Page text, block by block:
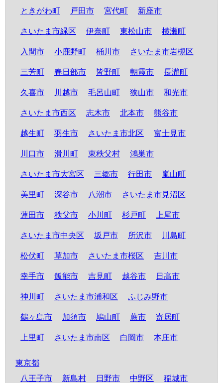
ときがわ町
戸田市 宮代町 新座市
さいたま市緑区 伊奈町 東松山市 横瀬町
入間市 小鹿野町 桶川市 さいたま市岩槻区
三芳町 春日部市 皆野町 朝霞市 長瀞町
久喜市 川越市 毛呂山町 狭山市 和光市
さいたま市西区 志木市 北本市 熊谷市
越生町 羽生市 さいたま市北区 富士見市
川口市 滑川町 東秩父村 鴻巣市
さいたま市大宮区 三郷市 行田市 嵐山町
美里町 深谷市 八潮市 さいたま市見沼区
蓮田市 秩父市 小川町 杉戸町 上尾市
さいたま市中央区 坂戸市 所沢市 川島町
松伏町 草加市 さいたま市桜区 吉川市
幸手市 飯能市 吉見町 越谷市 日高市
神川町 さいたま市浦和区 ふじみ野市
鶴ヶ島市 加須市 鳩山町 蕨市 寄居町
上里町 さいたま市南区 白岡市 本庄市
東京都
八王子市
新島村 日野市 中野区 稲城市